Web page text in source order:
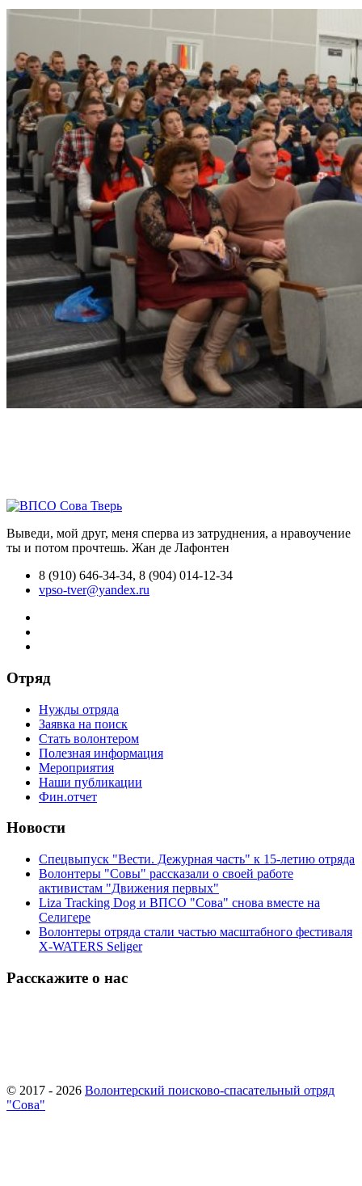
Выведи, мой друг, меня сперва из затруднения, а нравоучение
ты и потом прочтешь. Жан де Лафонтен
8 (910) 646-34-34, 8 (904) 014-12-34
vpso-tver@yandex.ru
Отряд
Нужды отряда
Заявка на поиск
Стать волонтером
Полезная информация
Мероприятия
Наши публикации
Фин.отчет
Новости
Спецвыпуск "Вести. Дежурная часть" к 15-летию отряда
Волонтеры "Совы" рассказали о своей работе
активистам "Движения первых"
Liza Tracking Dog и ВПСО "Сова" снова вместе на
Селигере
Волонтеры отряда стали частью масштабного фестиваля
X-WATERS Seliger
Расскажите о нас
© 2017 - 2026 Волонтерский поисково-спасательный отряд
"Сова"